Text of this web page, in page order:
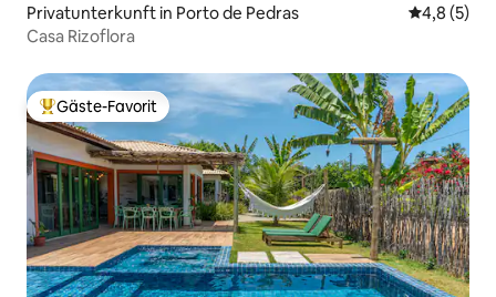
Privatunterkunft in Porto de Pedras
4,8 (5)
Casa Rizoflora
Beliebter Gäste-Favorit.
Gäste-Favorit